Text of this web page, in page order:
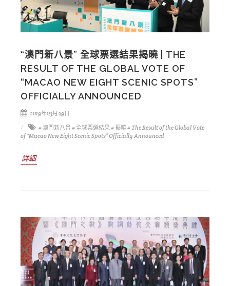
“澳門新八景” 全球票選結果揭曉 | THE
RESULT OF THE GLOBAL VOTE OF
“MACAO NEW EIGHT SCENIC SPOTS”
OFFICIALLY ANNOUNCED
2019年03月29日
# 澳門新八景# 全球票選結果# 揭曉# The Result of the Global Vote
of “Macao New Eight Scenic Spots” Officially Announced
詳細